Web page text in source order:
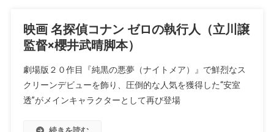
映画 名探偵コナン ゼロの執行人（立川譲
監督×櫻井武晴脚本）
劇場版２０作目『純黒の悪夢（ナイトメア）』で鮮烈なス
クリーンデビューを飾り、圧倒的な人気を獲得した“安室
透”がメインキャラクターとして再び登場